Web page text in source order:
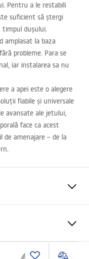
Pentru a le restabili
suficient să ștergi
timpul dușului.
amplasat la baza
probleme. Para se
iar instalarea sa nu
a apei este o alegere
fiabile și universale
avansate ale jetului,
face ca acest
de amenajare – de la